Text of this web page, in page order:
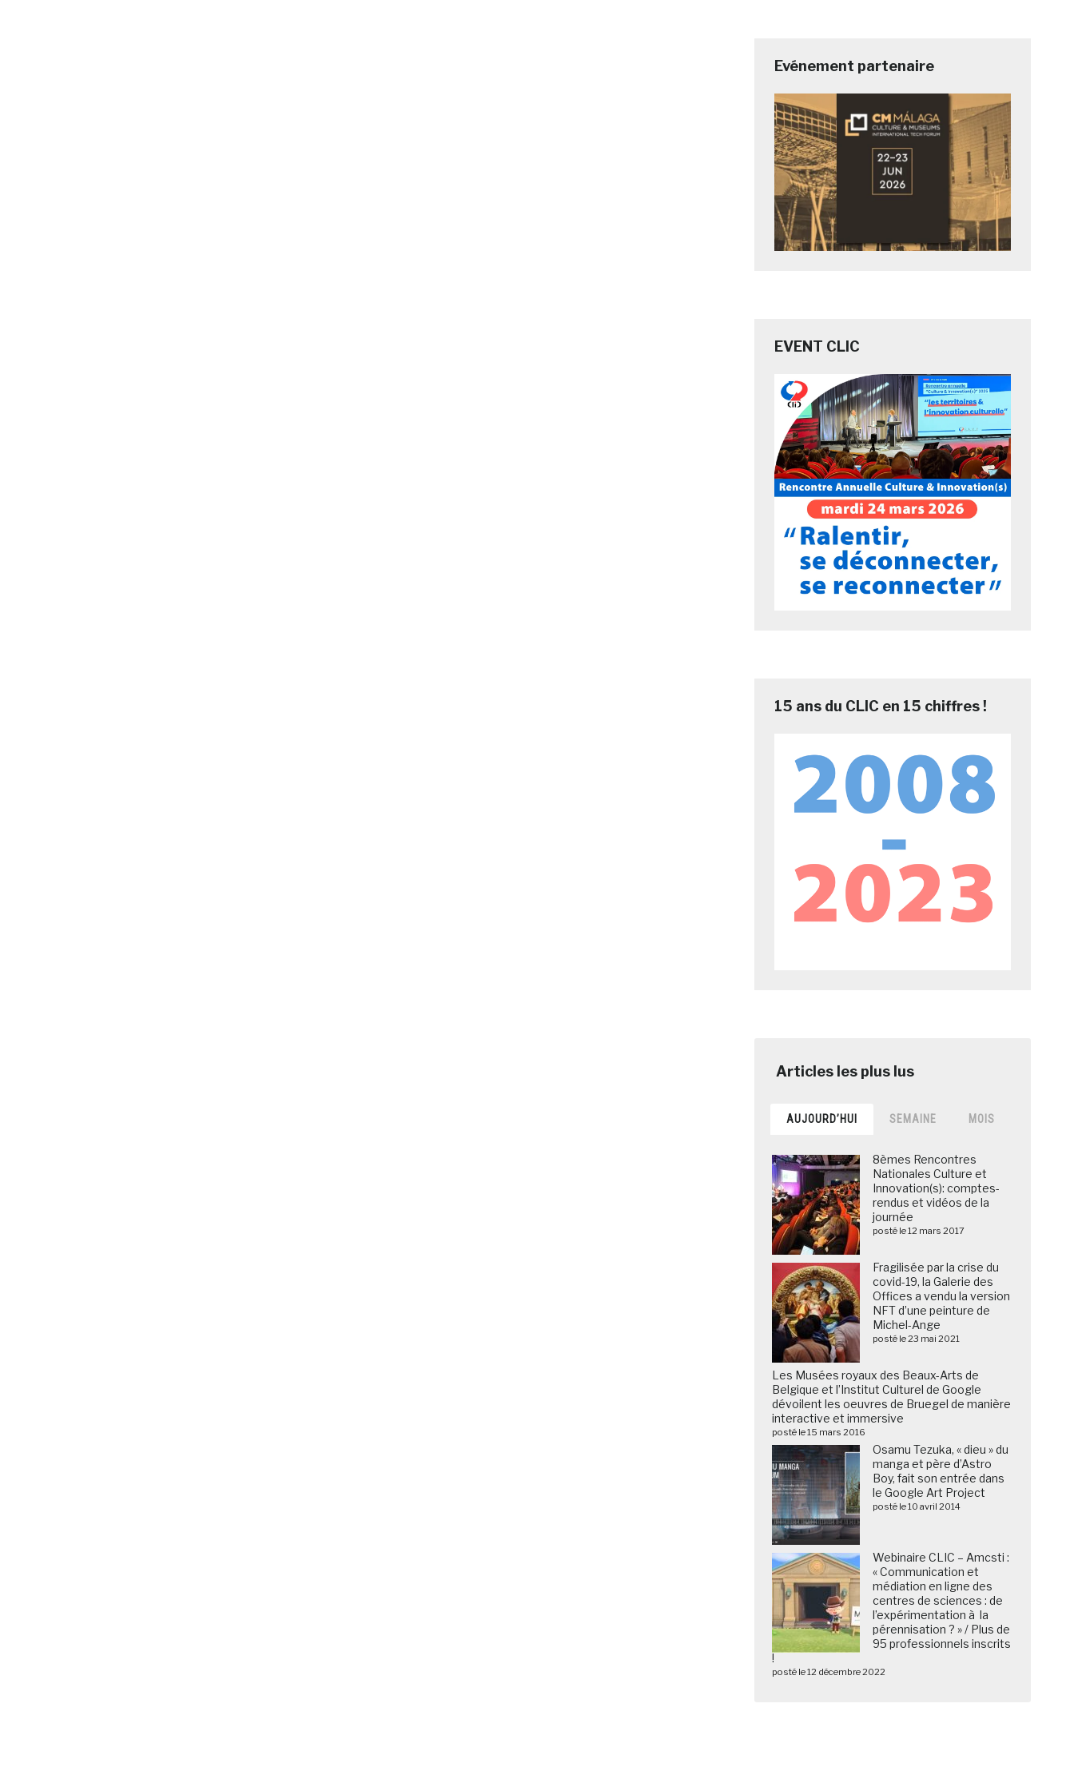
Evénement partenaire
EVENT CLIC
15 ans du CLIC en 15 chiffres !
AUJOURD’HUI SEMAINE MOIS
8èmes Rencontres
Nationales Culture et
Innovation(s): comptes-
rendus et vidéos de la
journée
posté le 12 mars 2017
Fragilisée par la crise du
covid-19, la Galerie des
Offices a vendu la version
NFT d’une peinture de
Michel-Ange
posté le 23 mai 2021
Les Musées royaux des Beaux-Arts de
Belgique et l’Institut Culturel de Google
dévoilent les oeuvres de Bruegel de manière
interactive et immersive
posté le 15 mars 2016
Osamu Tezuka, « dieu » du
manga et père d’Astro
Boy, fait son entrée dans
le Google Art Project
posté le 10 avril 2014
Webinaire CLIC – Amcsti :
« Communication et
médiation en ligne des
centres de sciences : de
l’expérimentation à la
pérennisation ? » / Plus de
95 professionnels inscrits
!
posté le 12 décembre 2022